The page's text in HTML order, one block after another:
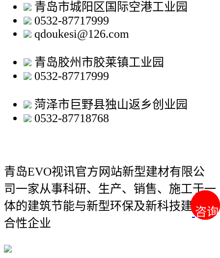
咨询
咨询
青岛市城阳区国际空港工业园
0532-87717999
qdoukesi@126.com
青岛胶州市胶莱镇工业园
0532-87717999
菏泽市巨野县独山返乡创业园
0532-87718768
青岛EVO视讯官方网站新型建材有限公
司一家从事科研、生产、销售、施工于一
体的建筑节能与新型环保及新科技建材综
合性企业